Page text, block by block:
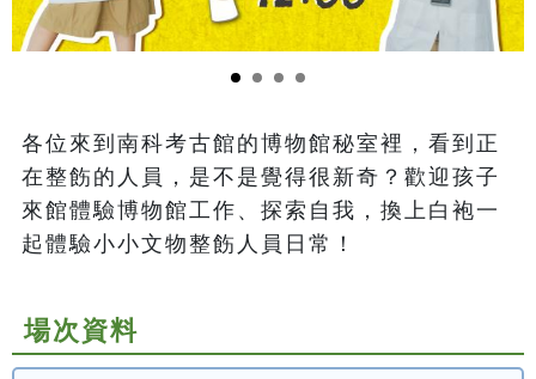
各位來到南科考古館的博物館秘室裡，看到正
在整飭的人員，是不是覺得很新奇？歡迎孩子
來館體驗博物館工作、探索自我，換上白袍一
起體驗小小文物整飭人員日常！
場次資料